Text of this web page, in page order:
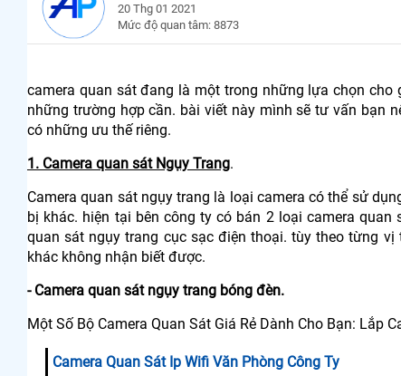
20 Thg 01 2021
Mức độ quan tâm: 8873
camera quan sát đang là một trong những lựa chọn
những trường hợp cần. bài viết này mình sẽ tư vấn bạn
có những ưu thế riêng.
1. Camera quan sát Ngụy Trang.
Camera quan sát ngụy trang là loại camera có thể sử
bị khác. hiện tại bên công ty có bán 2 loại camera
quan sát ngụy trang cục sạc điện thoại. tùy theo từng
khác không nhận biết được.
- Camera quan sát ngụy trang bóng đèn.
Một Số Bộ Camera Quan Sát Giá Rẻ Dành Cho Bạn: Lắp
Camera Quan Sát Ip Wifi Văn Phòng Công Ty